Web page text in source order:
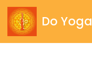
Zum
Inhalt
Do Yoga